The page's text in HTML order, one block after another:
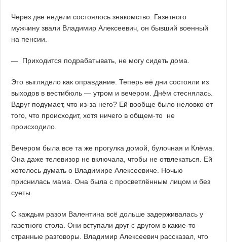
Через две недели состоялось знакомство. Газетного
мужчину звали Владимир Алексеевич, он бывший военный
на пенсии.
— Приходится подрабатывать, не могу сидеть дома.
Это выглядело как оправдание. Теперь её дни состояли из
выходов в вестибюль — утром и вечером. Днём стеснялась.
Вдруг подумает, что из-за него? Ей вообще было неловко от
того, что происходит, хотя ничего в общем-то не
происходило.
Вечером была все та же прогулка домой, булочная и Клёма.
Она даже телевизор не включала, чтобы не отвлекаться. Ей
хотелось думать о Владимире Алексеевиче. Ночью
приснилась мама. Она была с просветлённым лицом и без
суеты.
С каждым разом Валентина всё дольше задерживалась у
газетного стола. Они вступали друг с другом в какие-то
странные разговоры. Владимир Алексеевич рассказал, что